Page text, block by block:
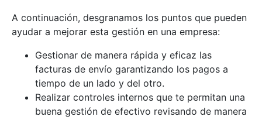
A continuación, desgranamos los puntos que pueden
ayudar a mejorar esta gestión en una empresa:
Gestionar de manera rápida y eficaz las
facturas de envío garantizando los pagos a
tiempo de un lado y del otro.
Realizar controles internos que te permitan una
buena gestión de efectivo revisando de manera